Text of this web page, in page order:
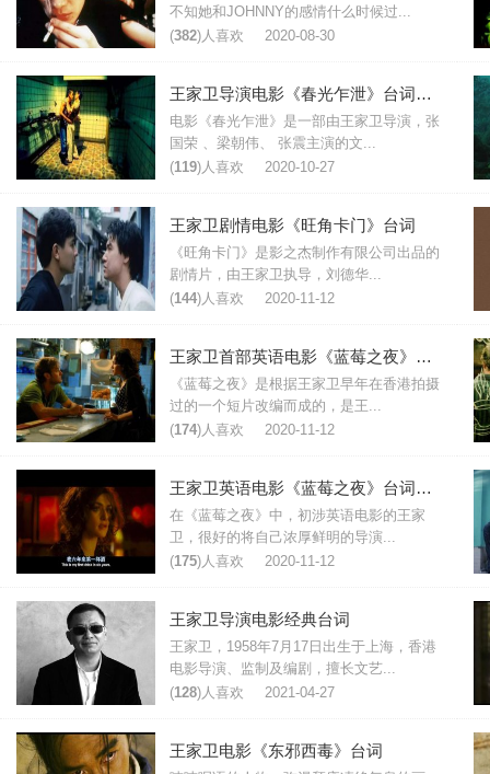
不知她和JOHNNY的感情什么时候过...
(382)人喜欢 2020-08-30
王家卫导演电影《春光乍泄》台词对白
电影《春光乍泄》是一部由王家卫导演，张
国荣 、梁朝伟、 张震主演的文...
(119)人喜欢 2020-10-27
王家卫剧情电影《旺角卡门》台词
《旺角卡门》是影之杰制作有限公司出品的
剧情片，由王家卫执导，刘德华...
(144)人喜欢 2020-11-12
王家卫首部英语电影《蓝莓之夜》台词翻译
《蓝莓之夜》是根据王家卫早年在香港拍摄
过的一个短片改编而成的，是王...
(174)人喜欢 2020-11-12
王家卫英语电影《蓝莓之夜》台词节选
在《蓝莓之夜》中，初涉英语电影的王家
卫，很好的将自己浓厚鲜明的导演...
(175)人喜欢 2020-11-12
王家卫导演电影经典台词
王家卫，1958年7月17日出生于上海，香港
电影导演、监制及编剧，擅长文艺...
(128)人喜欢 2021-04-27
王家卫电影《东邪西毒》台词